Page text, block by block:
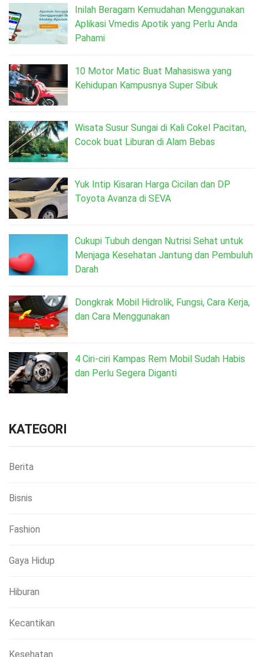
Inilah Beragam Kemudahan Menggunakan
Aplikasi Vmedis Apotik yang Perlu Anda
Pahami
10 Motor Matic Buat Mahasiswa yang
Kehidupan Kampusnya Super Sibuk
Wisata Susur Sungai di Kali Cokel Pacitan,
Cocok buat Liburan di Alam Bebas
Yuk Intip Kisaran Harga Cicilan dan DP
Toyota Avanza di SEVA
Cukupi Tubuh dengan Nutrisi Sehat untuk
Menjaga Kesehatan Jantung dan Pembuluh
Darah
Dongkrak Mobil Hidrolik, Fungsi, Cara Kerja,
dan Cara Menggunakan
4 Ciri-ciri Kampas Rem Mobil Sudah Habis
dan Perlu Segera Diganti
KATEGORI
Berita
Bisnis
Fashion
Gaya Hidup
Hiburan
Kecantikan
Kesehatan